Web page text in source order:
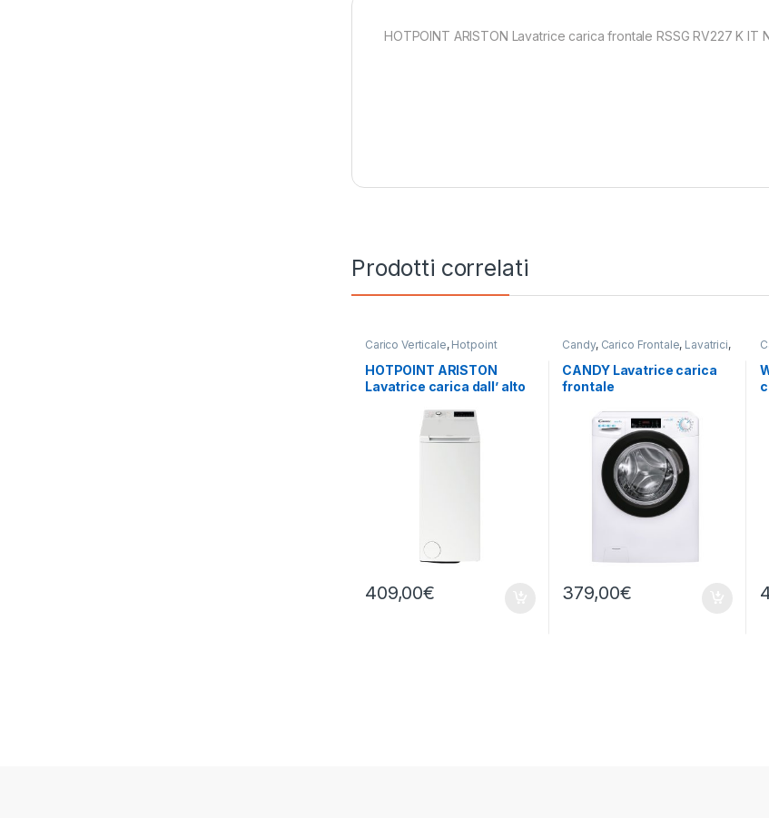
HOTPOINT ARISTON Lavatrice carica frontale RSSG RV227 K IT
Prodotti correlati
Carico Verticale, Hotpoint
HOTPOINT ARISTON
Lavatrice carica dall’ alto
1200 GIRI
409,00€
Candy, Carico Frontale, Lavatrici,
Libera Installazione
CANDY Lavatrice carica
frontale
1400 RPM
379,00€